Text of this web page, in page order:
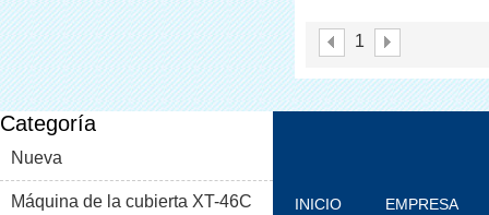
1
Categoría
Nueva
Máquina de la cubierta XT-46C INICIO EMPRESA